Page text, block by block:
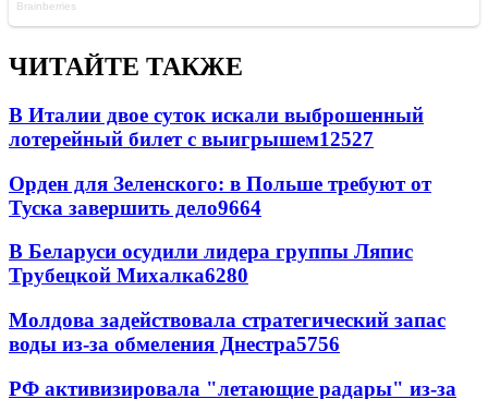
ЧИТАЙТЕ ТАКЖЕ
В Италии двое суток искали выброшенный
лотерейный билет с выигрышем12527
Орден для Зеленского: в Польше требуют от
Туска завершить дело9664
В Беларуси осудили лидера группы Ляпис
Трубецкой Михалка6280
Молдова задействовала стратегический запас
воды из-за обмеления Днестра5756
РФ активизировала "летающие радары" из-за